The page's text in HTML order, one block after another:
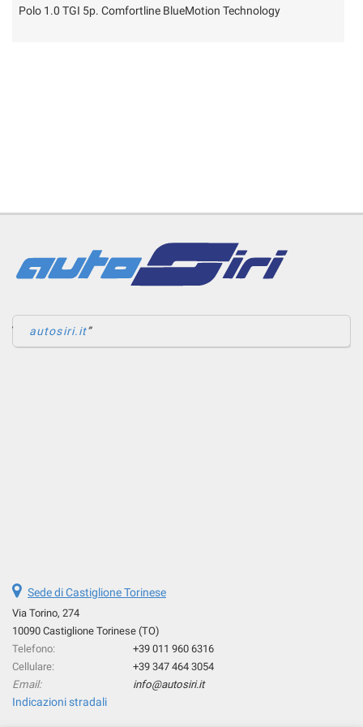
Polo 1.0 TGI 5p. Comfortline BlueMotion Technology
autosiri.it
Sede di Castiglione Torinese
Via Torino, 274
10090 Castiglione Torinese (TO)
Telefono:
+39 011 960 6316
Cellulare:
+39 347 464 3054
Email:
info@autosiri.it
Indicazioni stradali